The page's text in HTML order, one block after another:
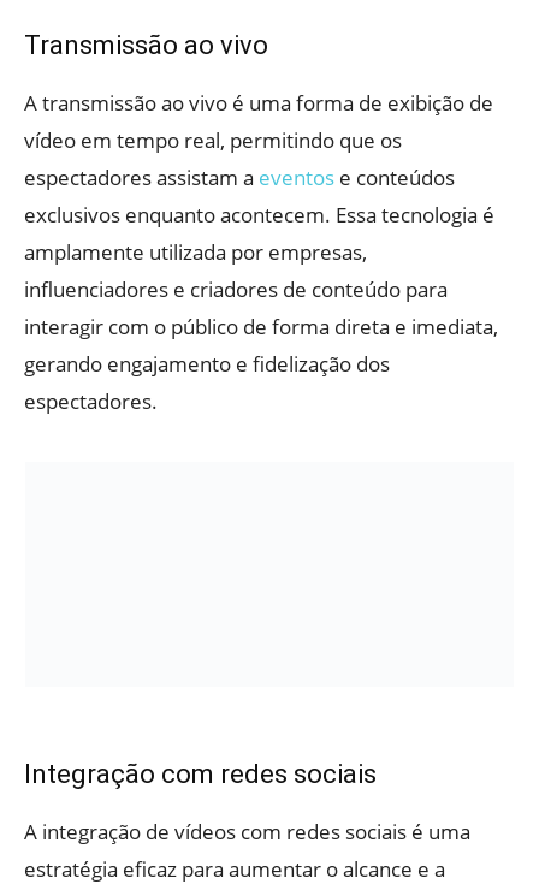
Transmissão ao vivo
A transmissão ao vivo é uma forma de exibição de
vídeo em tempo real, permitindo que os
espectadores assistam a eventos e conteúdos
exclusivos enquanto acontecem. Essa tecnologia é
amplamente utilizada por empresas,
influenciadores e criadores de conteúdo para
interagir com o público de forma direta e imediata,
gerando engajamento e fidelização dos
espectadores.
Integração com redes sociais
A integração de vídeos com redes sociais é uma
estratégia eficaz para aumentar o alcance e a